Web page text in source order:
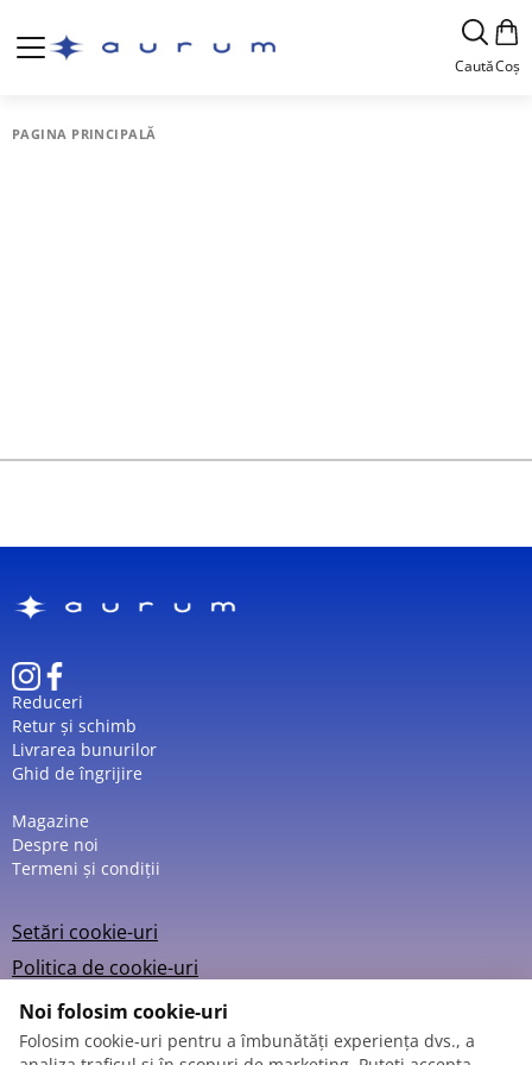
CautăCoș
PAGINA PRINCIPALĂ
Reduceri
Retur și schimb
Livrarea bunurilor
Ghid de îngrijire
Magazine
Despre noi
Termeni și condiții
Setări cookie-uri
Politica de cookie-uri
Noi folosim cookie-uri
Folosim cookie-uri pentru a îmbunătăți experiența dvs., a